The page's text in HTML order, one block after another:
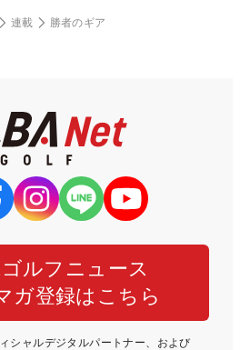
連載 勝者のギア
ルフニュース
ガ登録はこちら
シャルデジタルパートナー、および